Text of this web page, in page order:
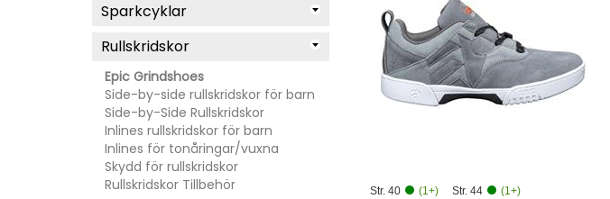
Sparkcyklar
Rullskridskor
Epic Grindshoes
Side-by-side rullskridskor för barn
Side-by-Side Rullskridskor
Inlines rullskridskor för barn
Inlines för tonåringar/vuxna
Skydd för rullskridskor
Rullskridskor Tillbehör
Str. 40 (1+) Str. 44 (1+)